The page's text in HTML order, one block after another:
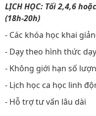
LỊCH HỌC: Tối 2,4,6
(18h-20h)
- Các khóa học khai
- Dạy theo hình thức
- Không giới hạn số
- Lịch học ca học linh
- Hỗ trợ tư vấn lâu dài